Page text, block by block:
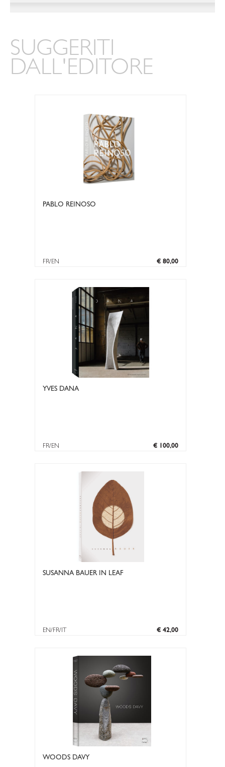
SUGGERITI
DALL'EDITORE
PABLO REINOSO
€ 80,00
FR/EN
YVES DANA
€ 100,00
FR/EN
SUSANNA BAUER IN LEAF
€ 42,00
EN/FR/IT
WOODS DAVY